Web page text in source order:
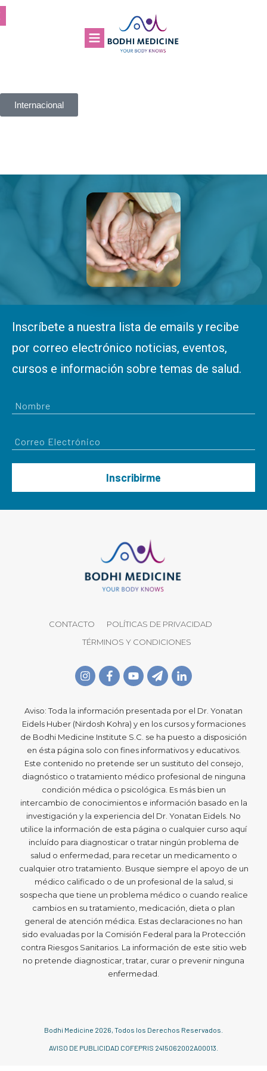
Internacional
Inscríbete a nuestra lista de emails y recibe
por correo electrónico noticias, eventos,
cursos e información sobre temas de salud.
Inscribirme
CONTACTO
POLÍTICAS DE PRIVACIDAD
TÉRMINOS Y CONDICIONES
Aviso: Toda la información presentada por el Dr. Yonatan
Eidels Huber (Nirdosh Kohra) y en los cursos y formaciones
de Bodhi Medicine Institute S.C. se ha puesto a disposición
en ésta página solo con fines informativos y educativos.
Este contenido no pretende ser un sustituto del consejo,
diagnóstico o tratamiento médico profesional de ninguna
condición médica o psicológica. Es más bien un
intercambio de conocimientos e información basado en la
investigación y la experiencia del Dr. Yonatan Eidels. No
utilice la información de esta página o cualquier curso aquí
incluído para diagnosticar o tratar ningún problema de
salud o enfermedad, para recetar un medicamento o
cualquier otro tratamiento. Busque siempre el apoyo de un
médico calificado o de un profesional de la salud, si
sospecha que tiene un problema médico o cuando realice
cambios en su tratamiento, medicación, dieta o plan
general de atención médica. Estas declaraciones no han
sido evaluadas por la Comisión Federal para la Protección
contra Riesgos Sanitarios. La información de este sitio web
no pretende diagnosticar, tratar, curar o prevenir ninguna
enfermedad.
Bodhi Medicine 2026, Todos los Derechos Reservados.
AVISO DE PUBLICIDAD COFEPRIS 2415062002A00013.